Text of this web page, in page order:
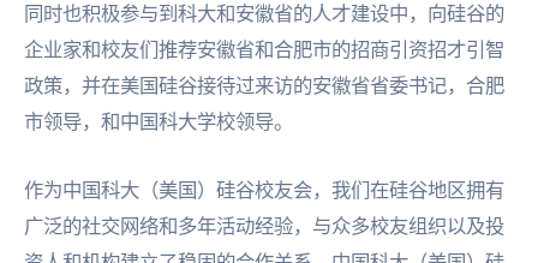
同时也积极参与到科大和安徽省的人才建设中，向硅谷的
企业家和校友们推荐安徽省和合肥市的招商引资招才引智
政策，并在美国硅谷接待过来访的安徽省省委书记，合肥
市领导，和中国科大学校领导。
作为中国科大（美国）硅谷校友会，我们在硅谷地区拥有
广泛的社交网络和多年活动经验，与众多校友组织以及投